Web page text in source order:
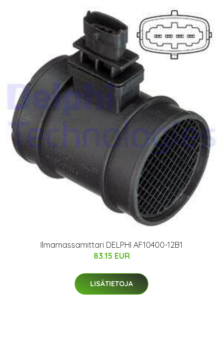
Ilmamassamittari DELPHI AF10400-12B1
83.15 EUR
LISÄTIETOJA